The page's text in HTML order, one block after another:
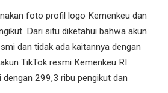
foto profil logo Kemenkeu dan
Dari situ diketahui bahwa akun
dan tidak ada kaitannya dengan
TikTok resmi Kemenkeu RI
299,3 ribu pengikut dan